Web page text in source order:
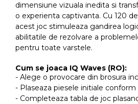
dimensiune vizuala inedita si
o experienta captivanta. Cu 120
acest joc stimuleaza gandirea
abilitatile de rezolvare a
pentru toate varstele.
Cum se joaca IQ Waves (RO):
- Alege o provocare din brosura
- Plaseaza piesele initiale
- Completeaza tabla de joc